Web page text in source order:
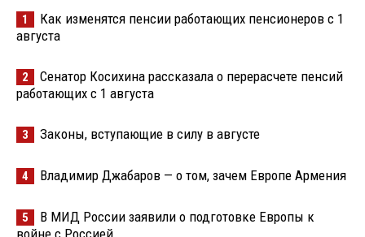
1
Как изменятся пенсии работающих пенсионеров с 1
августа
2
Сенатор Косихина рассказала о перерасчете пенсий
работающих с 1 августа
3 Законы, вступающие в силу в августе
4 Владимир Джабаров — о том, зачем Европе Армения
5
В МИД России заявили о подготовке Европы к
войне с Россией